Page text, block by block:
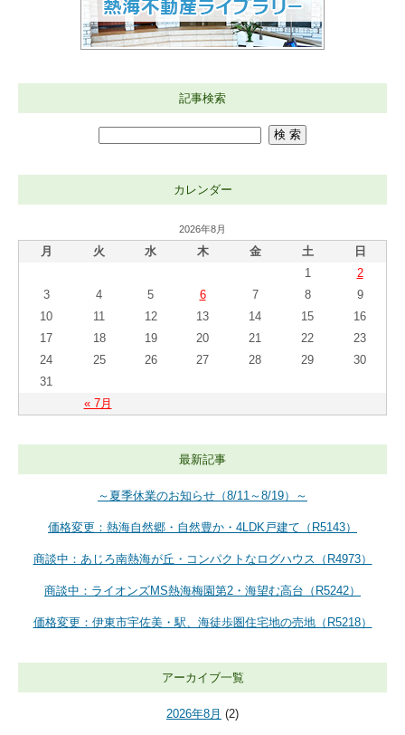
記事検索
カレンダー
2026年8月
月 火 水 木 金 土 日
« 7月
1
2
3
4 5 6 7 8
9
10
11 12 13 14 15
16
17
18 19 20 21 22
23
24
25 26 27 28 29
30
31
最新記事
～夏季休業のお知らせ（8/11～8/19）～
価格変更：熱海自然郷・自然豊か・4LDK戸建て（R5143）
商談中：あじろ南熱海が丘・コンパクトなログハウス（R4973）
商談中：ライオンズMS熱海梅園第2・海望む高台（R5242）
価格変更：伊東市宇佐美・駅、海徒歩圏住宅地の売地（R5218）
アーカイブ一覧
2026年8月 (2)